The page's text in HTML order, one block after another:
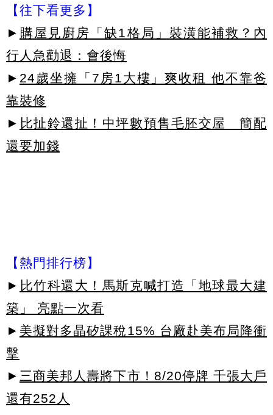
【往下看更多】
► 購屋見廚房「缺1格局」裝潢能補救？內
行人急勸退：會後悔
► 24歲坐擁「7房1大樓」爽收租 他不靠爸
靠裝修
► 比扯鈴還扯！中坪數預售毛胚交屋 簡配
還要加錢
【熱門排行榜】
► 比竹科還大！馬斯克喊打造「地球最大建
築」 亮點一次看
► 美擬對多晶矽課稅15% 台廠赴美布局降衝
擊
► 三商美邦人壽將下市！8/20停牌 千張大戶
還有252人